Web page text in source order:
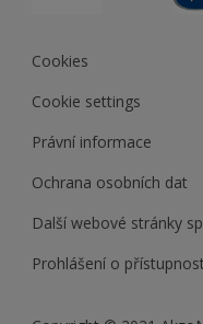
Cookies
Cookie settings
Právní informace
Ochrana osobních dat
Další webové stránky
Prohlášení o